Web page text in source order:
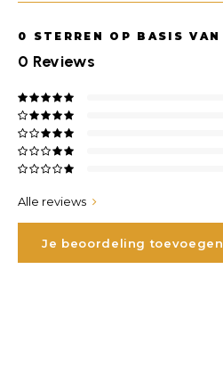
0 STERREN OP BASIS VAN
0 Reviews
Alle reviews
Je beoordeling toevoegen